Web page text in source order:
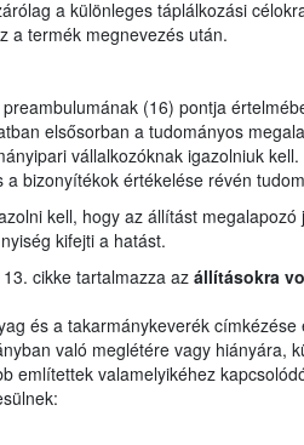
a különleges táplálkozási
a termék megnevezés után.
(16) pontja
elsősorban a tudományos
vállalkozóknak igazolniuk
a bizonyítékok értékelése révén
kell, hogy az állítást
kifejti a hatást.
cikke tartalmazza az állításokra
és a takarmánykeverék
való meglétére vagy hiányára,
említettek valamelyikéhez